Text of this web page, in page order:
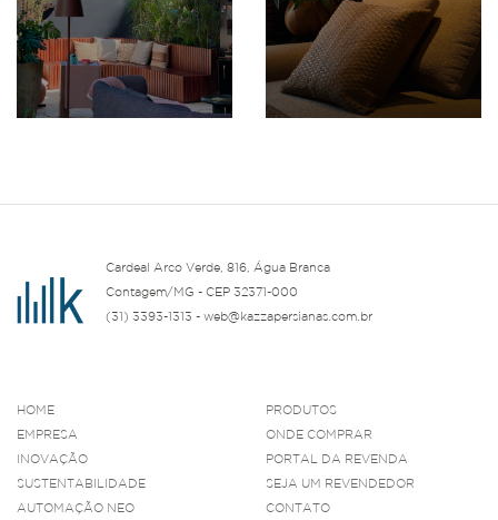
Cardeal Arco Verde, 816, Água Branca
Contagem/MG - CEP 32371-000
(31) 3393-1313 - web@kazzapersianas.com.br
HOME
EMPRESA
INOVAÇÃO
SUSTENTABILIDADE
AUTOMAÇÃO NEO
PRODUTOS
ONDE COMPRAR
PORTAL DA REVENDA
SEJA UM REVENDEDOR
CONTATO